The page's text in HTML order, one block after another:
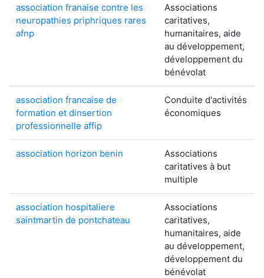
association franaise contre les
neuropathies priphriques rares
afnp
Associations
caritatives,
humanitaires, aide
au développement,
développement du
bénévolat
association francaise de
formation et dinsertion
professionnelle affip
Conduite d'activités
économiques
association horizon benin
Associations
caritatives à but
multiple
association hospitaliere
saintmartin de pontchateau
Associations
caritatives,
humanitaires, aide
au développement,
développement du
bénévolat